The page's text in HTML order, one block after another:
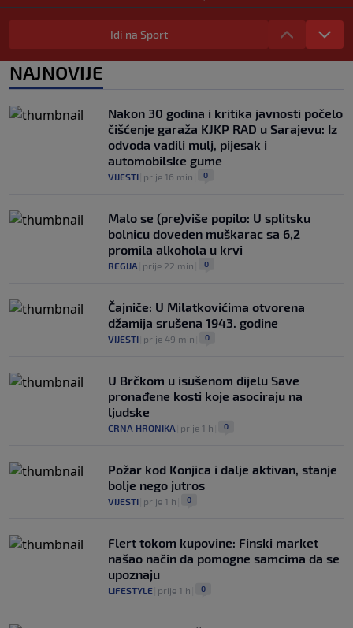
Barcelona poslala prvu ponudu za
Rodrija, Manchester City traži znatno
0
trener u historiji i jedan od najplaćenijih
selektora svijeta
NOGOMET |prije 9 h 0
Idi na Sport
NAJNOVIJE
Nakon 30 godina i kritika javnosti počelo
čišćenje garaža KJKP RAD u Sarajevu: Iz
odvoda vadili mulj, pijesak i
automobilske gume
VIJESTI prije 16 min 0
Malo se (pre)više popilo: U splitsku
bolnicu doveden muškarac sa 6,2
promila alkohola u krvi
REGIJA prije 22 min 0
Čajniče: U Milatkovićima otvorena
džamija srušena 1943. godine
VIJESTI prije 49 min 0
U Brčkom u isušenom dijelu Save
pronađene kosti koje asociraju na
ljudske
CRNA HRONIKA prije 1 h 0
Požar kod Konjica i dalje aktivan, stanje
bolje nego jutros
VIJESTI prije 1 h 0
Flert tokom kupovine: Finski market
našao način da pomogne samcima da se
upoznaju
LIFESTYLE prije 1 h 0